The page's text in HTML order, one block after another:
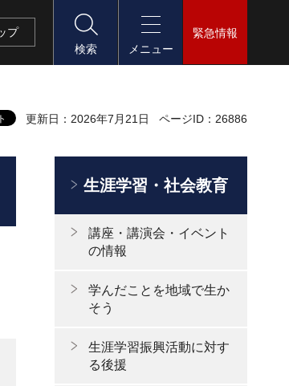
プ
検索
メニュー
緊急情報
更新日：2026年7月21日 ページID：26886
生涯学習・社会教育
講座・講演会・イベント
の情報
学んだことを地域で生か
そう
生涯学習振興活動に対す
る後援